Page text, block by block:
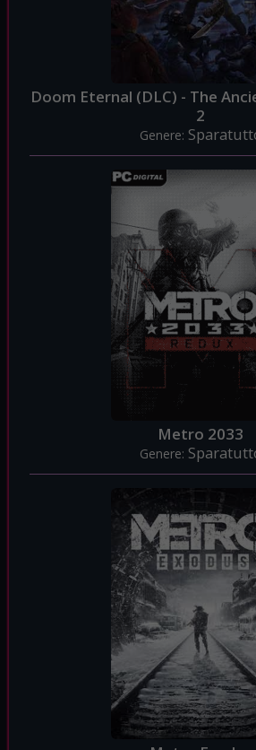
Doom Eternal (DLC) - The
2
Genere:
Metro 2033
Genere: